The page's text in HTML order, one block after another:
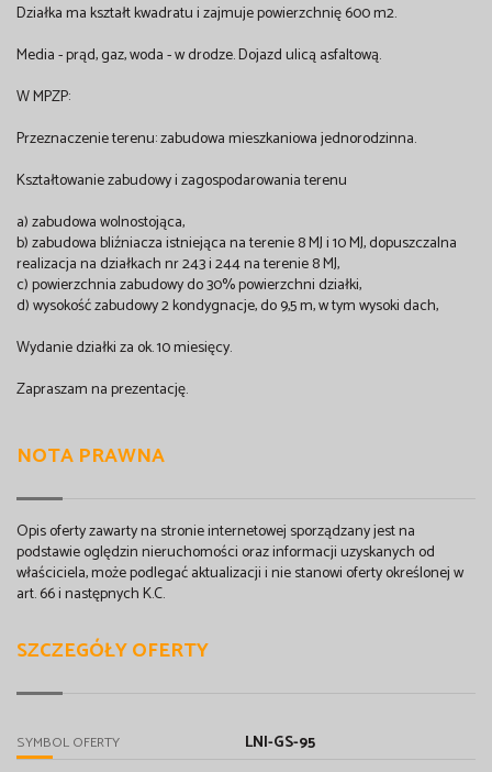
Działka ma kształt kwadratu i zajmuje powierzchnię 600 m2.
Media - prąd, gaz, woda - w drodze. Dojazd ulicą asfaltową.
W MPZP:
Przeznaczenie terenu: zabudowa mieszkaniowa jednorodzinna.
Kształtowanie zabudowy i zagospodarowania terenu
a) zabudowa wolnostojąca,
b) zabudowa bliźniacza istniejąca na terenie 8 MJ i 10 MJ, dopuszczalna
realizacja na działkach nr 243 i 244 na terenie 8 MJ,
c) powierzchnia zabudowy do 30% powierzchni działki,
d) wysokość zabudowy 2 kondygnacje, do 9,5 m, w tym wysoki dach,
Wydanie działki za ok. 10 miesięcy.
Zapraszam na prezentację.
NOTA PRAWNA
Opis oferty zawarty na stronie internetowej sporządzany jest na
podstawie oględzin nieruchomości oraz informacji uzyskanych od
właściciela, może podlegać aktualizacji i nie stanowi oferty określonej w
art. 66 i następnych K.C.
SZCZEGÓŁY OFERTY
SYMBOL OFERTY LNI-GS-95